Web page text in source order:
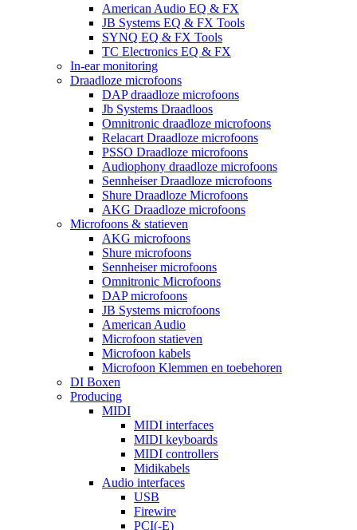
American Audio EQ & FX
JB Systems EQ & FX Tools
SYNQ EQ & FX Tools
TC Electronics EQ & FX
In-ear monitoring
Draadloze microfoons
DAP draadloze microfoons
Jb Systems Draadloos
Omnitronic draadloze microfoons
Relacart Draadloze microfoons
PSSO Draadloze microfoons
Audiophony draadloze microfoons
Sennheiser Draadloze microfoons
Shure Draadloze Microfoons
AKG Draadloze microfoons
Microfoons & statieven
AKG microfoons
Shure microfoons
Sennheiser microfoons
Omnitronic Microfoons
DAP microfoons
JB Systems microfoons
American Audio
Microfoon statieven
Microfoon kabels
Microfoon Klemmen en toebehoren
DI Boxen
Producing
MIDI
MIDI interfaces
MIDI keyboards
MIDI controllers
Midikabels
Audio interfaces
USB
Firewire
PCI(-E)